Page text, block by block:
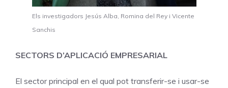
Els investigadors Jesús Alba, Romina del Rey i Vicente
Sanchis
SECTORS D’APLICACIÓ EMPRESARIAL
El sector principal en el qual pot transferir-se i usar-se